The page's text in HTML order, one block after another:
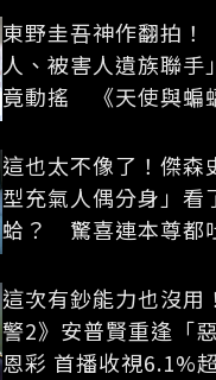
東野圭吾神作翻拍！
人、被害人遺族聯手
竟動搖 《天使與蝙
這也太不像了！傑森
型充氣人偶分身」看
蛤？ 驚喜連本尊都
這次有鈔能力也沒用
警2》安普賢重逢「
恩彩 首播收視6.1%